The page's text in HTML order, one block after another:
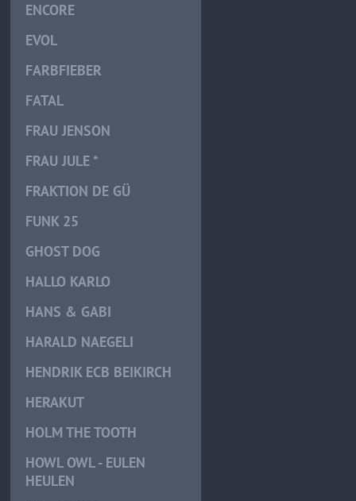
ENCORE
EVOL
FARBFIEBER
FATAL
FRAU JENSON
FRAU JULE *
FRAKTION DE GÜ
FUNK 25
GHOST DOG
HALLO KARLO
HANS & GABI
HARALD NAEGELI
HENDRIK ECB BEIKIRCH
HERAKUT
HOLM THE TOOTH
HOWL OWL - EULEN
HEULEN